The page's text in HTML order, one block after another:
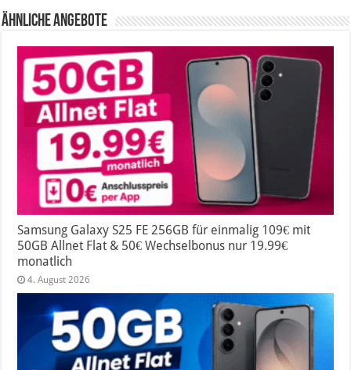
Ähnliche Angebote
Samsung Galaxy S25 FE 256GB für einmalig 109€ mit
50GB Allnet Flat & 50€ Wechselbonus nur 19.99€
monatlich
4. August 2026